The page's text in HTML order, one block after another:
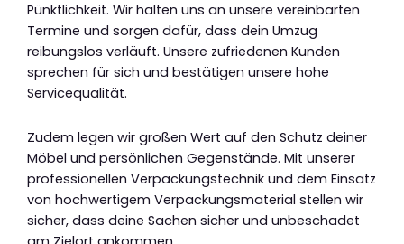
Pünktlichkeit. Wir halten uns an unsere vereinbarten
Termine und sorgen dafür, dass dein Umzug
reibungslos verläuft. Unsere zufriedenen Kunden
sprechen für sich und bestätigen unsere hohe
Servicequalität.
Zudem legen wir großen Wert auf den Schutz deiner
Möbel und persönlichen Gegenstände. Mit unserer
professionellen Verpackungstechnik und dem Einsatz
von hochwertigem Verpackungsmaterial stellen wir
sicher, dass deine Sachen sicher und unbeschadet